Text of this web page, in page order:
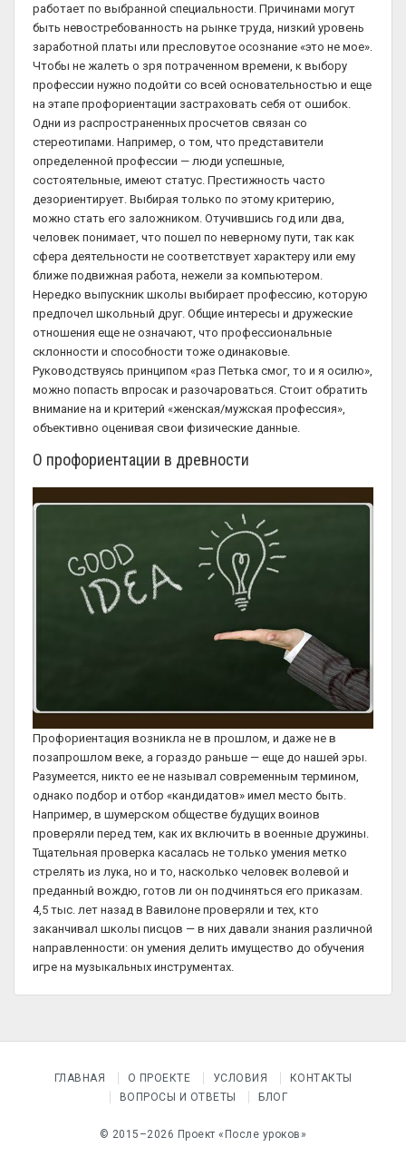
работает по выбранной специальности. Причинами могут
быть невостребованность на рынке труда, низкий уровень
заработной платы или пресловутое осознание «это не мое».
Чтобы не жалеть о зря потраченном времени, к выбору
профессии нужно подойти со всей основательностью и еще
на этапе профориентации застраховать себя от ошибок.
Одни из распространенных просчетов связан со
стереотипами. Например, о том, что представители
определенной профессии — люди успешные,
состоятельные, имеют статус. Престижность часто
дезориентирует. Выбирая только по этому критерию,
можно стать его заложником. Отучившись год или два,
человек понимает, что пошел по неверному пути, так как
сфера деятельности не соответствует характеру или ему
ближе подвижная работа, нежели за компьютером.
Нередко выпускник школы выбирает профессию, которую
предпочел школьный друг. Общие интересы и дружеские
отношения еще не означают, что профессиональные
склонности и способности тоже одинаковые.
Руководствуясь принципом «раз Петька смог, то и я осилю»,
можно попасть впросак и разочароваться. Стоит обратить
внимание на и критерий «женская/мужская профессия»,
объективно оценивая свои физические данные.
О профориентации в древности
Профориентация возникла не в прошлом, и даже не в
позапрошлом веке, а гораздо раньше — еще до нашей эры.
Разумеется, никто ее не называл современным термином,
однако подбор и отбор «кандидатов» имел место быть.
Например, в шумерском обществе будущих воинов
проверяли перед тем, как их включить в военные дружины.
Тщательная проверка касалась не только умения метко
стрелять из лука, но и то, насколько человек волевой и
преданный вождю, готов ли он подчиняться его приказам.
4,5 тыс. лет назад в Вавилоне проверяли и тех, кто
заканчивал школы писцов — в них давали знания различной
направленности: он умения делить имущество до обучения
игре на музыкальных инструментах.
ГЛАВНАЯ О ПРОЕКТЕ УСЛОВИЯ
КОНТАКТЫ
ВОПРОСЫ И ОТВЕТЫ
БЛОГ
© 2015–2026 Проект «После уроков»